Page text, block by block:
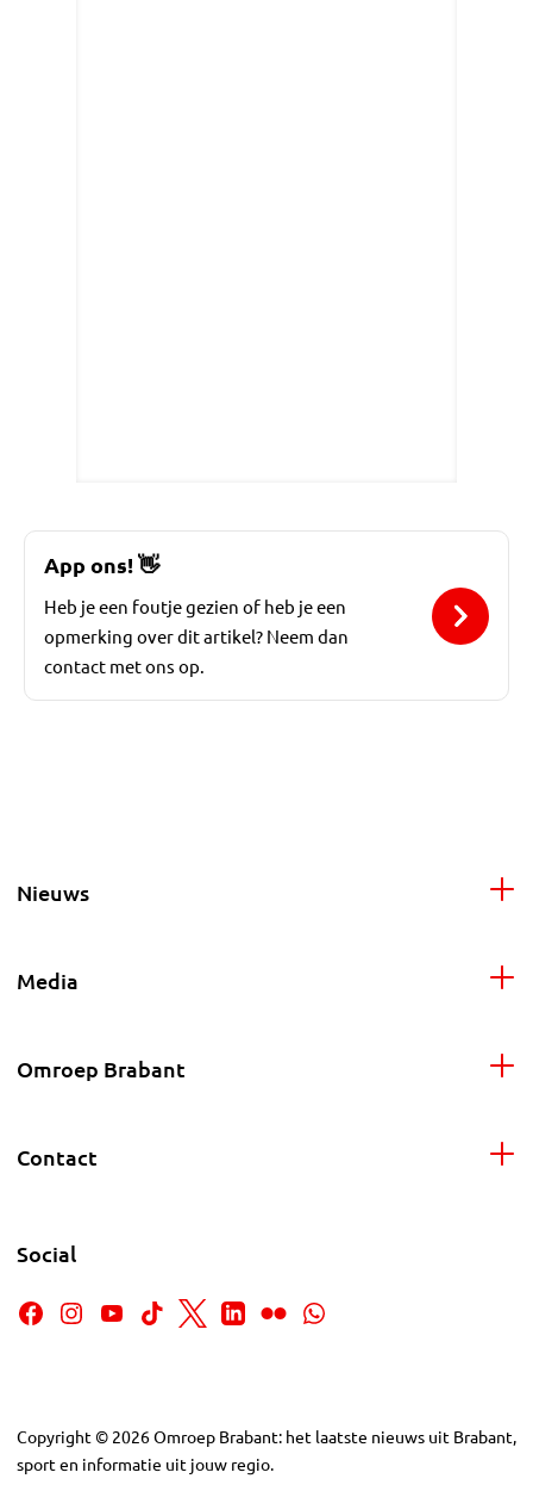
App ons!👋
Heb je een foutje gezien of heb je een
opmerking over dit artikel? Neem dan
contact met ons op.
Nieuws
Media
Omroep Brabant
Contact
Social
Copyright © 2026Omroep Brabant: het laatste nieuws uit Brabant,
sport en informatie uit jouw regio.